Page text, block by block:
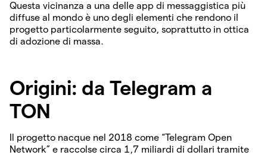
Questa vicinanza a una delle app di messaggistica più
diffuse al mondo è uno degli elementi che rendono il
progetto particolarmente seguito, soprattutto in ottica
di adozione di massa.
Origini: da Telegram a
TON
Il progetto nacque nel 2018 come “Telegram Open
Network” e raccolse circa 1,7 miliardi di dollari tramite